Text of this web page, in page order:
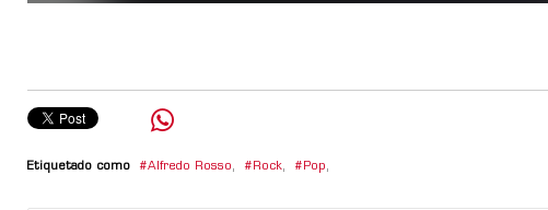
Etiquetado como Alfredo Rosso, Rock, Pop,